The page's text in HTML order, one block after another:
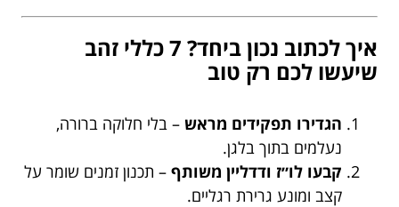
איך לכתוב נכון ביחד? 7 כללי זהב
שיעשו לכם רק טוב
הגדירו תפקידים מראש – בלי חלוקה ברורה,
נעלמים בתוך בלגן.
קבעו לו״ז ודדליין משותף – תכנון זמנים שומר על
קצב ומונע גרירת רגליים.